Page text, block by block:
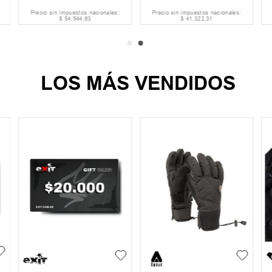
Precio sin impuestos nacionales:
$ 54.544,63
Precio sin impuestos nacionales:
$ 41 .322,31
LOS MÁS VENDIDOS